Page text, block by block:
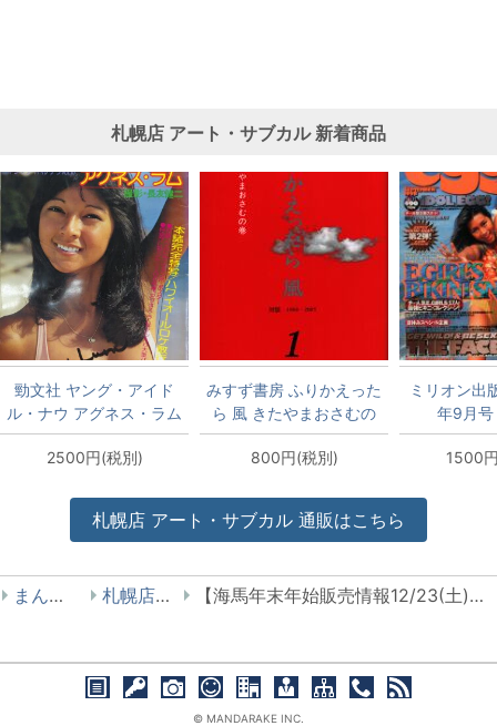
札幌店 アート・サブカル新着商品
勁文社 ヤング・アイド
ル・ナウ アグネス・ラム
アグネス・ラム 16
2500円(税別)
みすず書房 ふりかえった
ら 風 きたやまおさむの
巻 1
800円(税別)
ミリオン出
年9月
1500
札幌店 アート・サブカル 通販はこちら
まんだらけ 札幌店 海馬 【海馬年末年始販売情報12/23(土)販売】ソノラマ写真選書 11「植田正治/砂丘・子供の四季」
© MANDARAKE INC.